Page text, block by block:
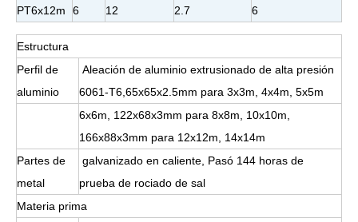
PT6x12m 6 12 2.7 6
Estructura
Perfil de
aluminio
Aleación de aluminio extrusionado de alta presión
6061-T6,65x65x2.5mm para 3x3m, 4x4m, 5x5m
6x6m, 122x68x3mm para 8x8m, 10x10m,
166x88x3mm para 12x12m, 14x14m
Partes de
metal
galvanizado en caliente, Pasó 144 horas de
prueba de rociado de sal
Materia prima